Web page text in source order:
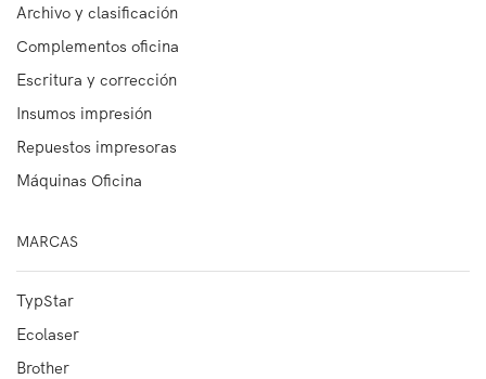
Archivo y clasificación
Complementos oficina
Escritura y corrección
Insumos impresión
Repuestos impresoras
Máquinas Oficina
MARCAS
TypStar
Ecolaser
Brother